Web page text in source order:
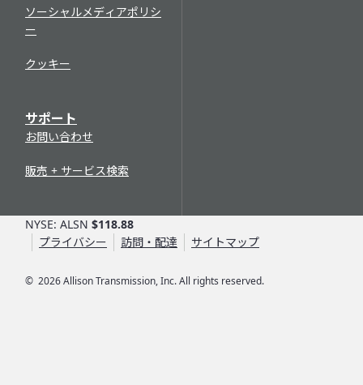
ソーシャルメディアポリシ
ー
クッキー
サポート
お問い合わせ
販売 + サービス検索
© 2026Allison Transmission, Inc. All rights reserved.
NYSE: ALSN $118.88
プライバシー
訪問・配達 サイトマップ